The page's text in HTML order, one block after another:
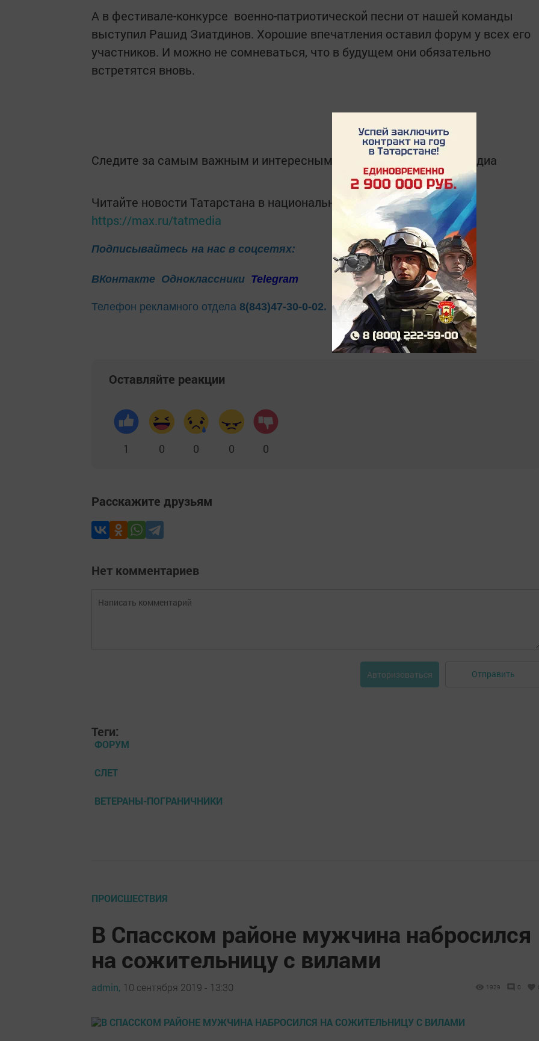
А в фестивале-конкурсе военно-патриотической песни от нашей команды
выступил Рашид Зиатдинов. Хорошие впечатления оставил форум у всех его
участников. И можно не сомневаться, что в будущем они обязательно
встретятся вновь.
Следите за самым важным и интересным в Telegram-канале Татмедиа
Читайте новости Татарстана в национальном мессенджере MАХ:
https://max.ru/tatmedia
Подписывайтесь на нас в соцсетях:
ВКонтакте Одноклассники Telegram
Телефон рекламного отдела 8(843)47-30-0-02.
Оставляйте реакции
1 0 0 0 0
Расскажите друзьям
Нет комментариев
Авторизоваться Отправить
Теги:
ФОРУМ
СЛЕТ
ВЕТЕРАНЫ-ПОГРАНИЧНИКИ
ПРОИСШЕСТВИЯ
В Спасском районе мужчина набросился
на сожительницу с вилами
admin, 10 сентября 2019 - 13:30 1929 0